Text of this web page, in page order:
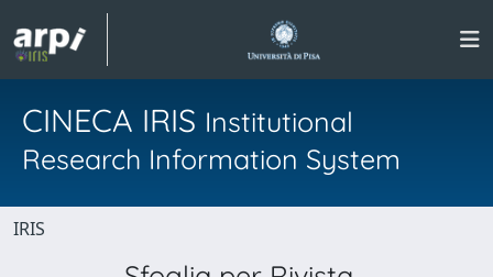
CINECA IRIS Institutional
Research Information System
IRIS